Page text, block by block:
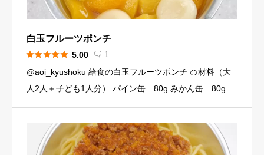
白玉フルーツポンチ
 5.00  1
@aoi_kyushoku 給食の白玉フルーツポンチ 🍊材料（大
人2人＋子ども1人分） パイン缶…80g みかん缶…80g 黄
4g） （白玉団子） 白玉粉… […]